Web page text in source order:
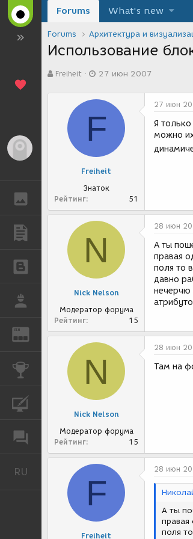
ГАЛЕРЕЯ
ПУБЛИКАЦИИ
БЛОГИ
REN ЖУРНАЛ
КОНКУРСЫ
ФОРУМ
RU Русский
Forums What's new
Forums Архитектура и
Использование
вFreiheit
а
а
о
з
и
я
27 июн 2007
F
Freiheit
Знаток
Рейтинг
51
27 июн
Я
можно
N
Nick Nelson
Модератор форума
Рейтинг
15
28 июн
А ты
правая
поля то
давно
нечерчю
N
Nick Nelson
Модератор форума
Рейтинг
15
28 июн
Там на
F
Freiheit
28 июн
А ты
правая
поля